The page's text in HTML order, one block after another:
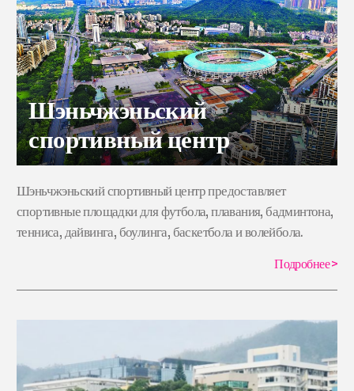
Шэньчжэньский
спортивный центр
Шэньчжэньский спортивный центр предоставляет
спортивные площадки для футбола, плавания, бадминтона,
тенниса, дайвинга, боулинга, баскетбола и волейбола.
Подробнее>